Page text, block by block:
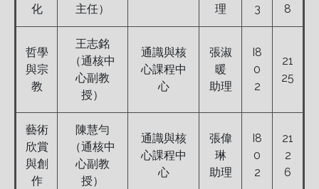
化
主任）
理
3
8
哲學
與宗
教
王志銘
（通核中
心副教
授）
通識與核
心課程中
心
張淑
暖
助理
I8
0
2
21
25
藝術
欣賞
與創
作
陳慧勻
（通核中
心副教
授）
通識與核
心課程中
心
張偉
琳
助理
I8
0
2
21
2
6